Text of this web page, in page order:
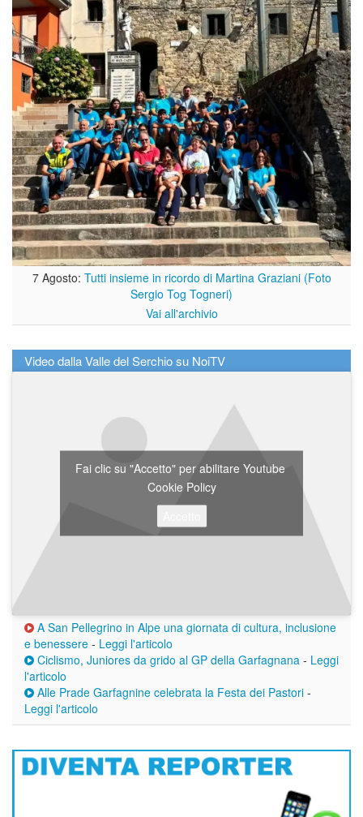
7 Agosto: Tutti insieme in ricordo di Martina Graziani (Foto
Sergio Tog Togneri)
Vai all'archivio
Video dalla Valle del Serchio su NoiTV
Fai clic su "Accetto" per abilitare Youtube
Cookie Policy
A San Pellegrino in Alpe una giornata di cultura, inclusione
e benessere - Leggi l'articolo
Ciclismo, Juniores da grido al GP della Garfagnana - Leggi
l'articolo
Alle Prade Garfagnine celebrata la Festa dei Pastori -
Leggi l'articolo